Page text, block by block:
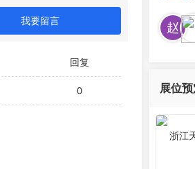
我要留言
回复
0 展位